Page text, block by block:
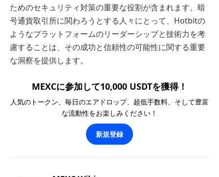
ためのセキュリティ対策の重要な役割が含まれます。暗
号通貨取引所に関わろうとする人々にとって、Hotbitの
ようなプラットフォームのリーダーシップと技術力を考
慮することは、その成功と信頼性の可能性に関する重要
な洞察を提供します。
MEXCに参加して10,000 USDTを獲得！
人気のトークン、毎日のエアドロップ、超低手数料、そして豊富
な流動性をお楽しみください！
新規登録